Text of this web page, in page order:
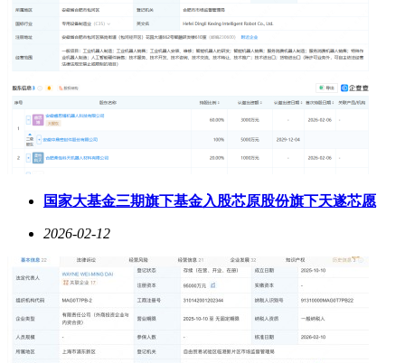
国家大基金三期旗下基金入股芯原股份旗下天遂芯愿
2026-02-12